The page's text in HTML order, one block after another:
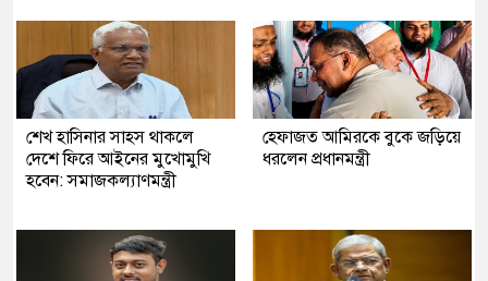
শেখ হাসিনার সাহস থাকলে
দেশে ফিরে আইনের মুখোমুখি
হবেন: সমাজকল্যাণমন্ত্রী
হেফাজত আমিরকে বুকে জড়িয়ে
ধরলেন প্রধানমন্ত্রী